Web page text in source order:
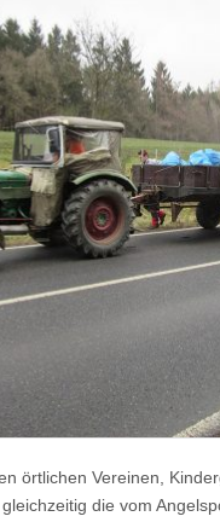
örtlichen Vereinen,
die vom